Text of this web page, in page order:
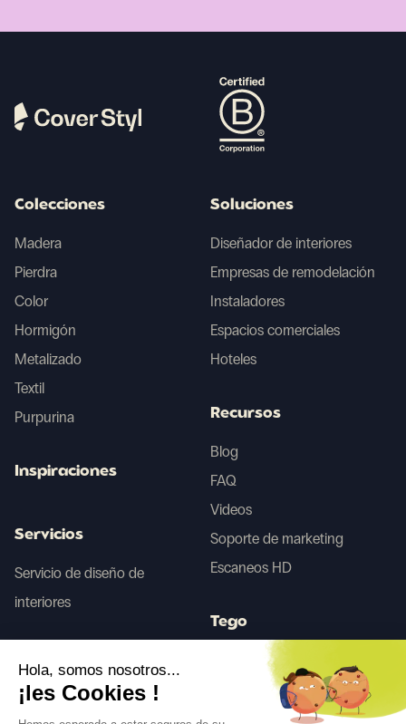
Colecciones
Madera
Pierdra
Color
Hormigón
Metalizado
Textil
Purpurina
Inspiraciones
Servicios
Servicio de diseño de
interiores
Soluciones
Diseñador de interiores
Empresas de remodelación
Instaladores
Espacios comerciales
Hoteles
Recursos
Blog
FAQ
Videos
Soporte de marketing
Escaneos HD
Tego
Antes/Después IA
Hola, somos nosotros...
¡les Cookies !